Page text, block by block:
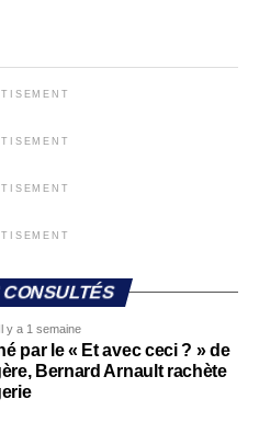
Il y a 1 semaine
par le « Et avec ceci ? » de
Bernard Arnault rachète